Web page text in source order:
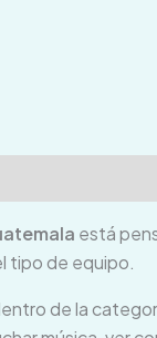
está
tipo de equipo.
de la